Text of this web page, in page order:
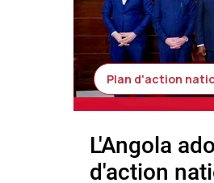
Plan d'action
L'Angola
d'action